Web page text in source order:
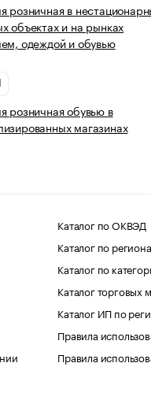
розничная в
объектах и на рынках
одеждой и обувью
розничная обувью в
магазинах
Каталог по ОКВЭД
Каталог по
Каталог по
Каталог торговых
Каталог ИП по
Правила
Правила